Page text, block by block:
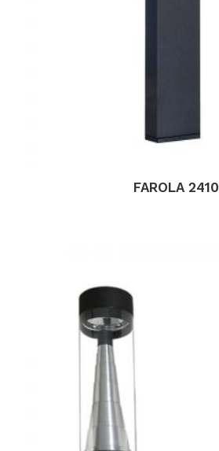
FAROLA 2410